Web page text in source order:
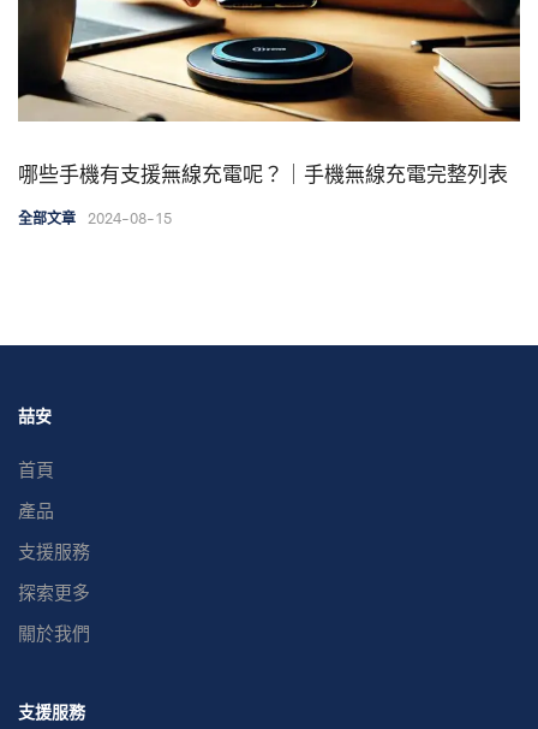
哪些手機有支援無線充電呢？｜手機無線充電完整列表
全部文章 2024-08-15
喆安
首頁
產品
支援服務
探索更多
關於我們
支援服務